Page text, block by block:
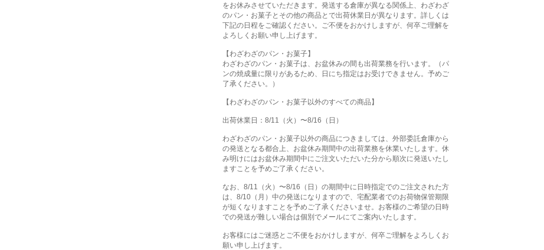
をお休みさせていただきます。発送する倉庫が異なる関係上、わざわざ
のパン・お菓子とその他の商品とで出荷休業日が異なります。詳しくは
下記の日程をご確認ください。ご不便をおかけしますが、何卒ご理解を
よろしくお願い申し上げます。
【わざわざのパン・お菓子】
わざわざのパン・お菓子は、お盆休みの間も出荷業務を行います。（パ
ンの焼成量に限りがあるため、日にち指定はお受けできません。予めご
了承ください。）
【わざわざのパン・お菓子以外のすべての商品】
出荷休業日：8/11（火）〜8/16（日）
わざわざのパン・お菓子以外の商品につきましては、外部委託倉庫から
の発送となる都合上、お盆休み期間中の出荷業務を休業いたします。休
み明けにはお盆休み期間中にご注文いただいた分から順次に発送いたし
ますことを予めご了承ください。
なお、8/11（火）〜8/16（日）の期間中に日時指定でのご注文された方
は、8/10（月）中の発送になりますので、宅配業者でのお荷物保管期限
が短くなりますことを予めご了承くださいませ。お客様のご希望の日時
での発送が難しい場合は個別でメールにてご案内いたします。
お客様にはご迷惑とご不便をおかけしますが、何卒ご理解をよろしくお
願い申し上げます。